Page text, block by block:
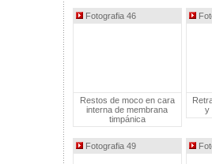
Fotografia 46
Restos de moco en cara
interna de membrana
timpánica
y
Fotografia 49